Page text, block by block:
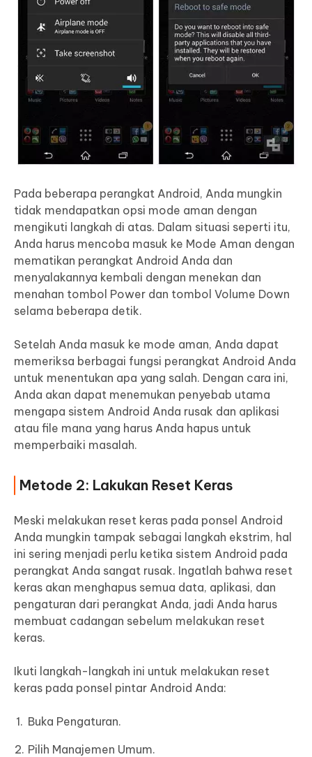
Pada beberapa perangkat Android, Anda mungkin
tidak mendapatkan opsi mode aman dengan
mengikuti langkah di atas. Dalam situasi seperti itu,
Anda harus mencoba masuk ke Mode Aman dengan
mematikan perangkat Android Anda dan
menyalakannya kembali dengan menekan dan
menahan tombol Power dan tombol Volume Down
selama beberapa detik.
Setelah Anda masuk ke mode aman, Anda dapat
memeriksa berbagai fungsi perangkat Android Anda
untuk menentukan apa yang salah. Dengan cara ini,
Anda akan dapat menemukan penyebab utama
mengapa sistem Android Anda rusak dan aplikasi
atau file mana yang harus Anda hapus untuk
memperbaiki masalah.
Metode 2: Lakukan Reset Keras
Meski melakukan reset keras pada ponsel Android
Anda mungkin tampak sebagai langkah ekstrim, hal
ini sering menjadi perlu ketika sistem Android pada
perangkat Anda sangat rusak. Ingatlah bahwa reset
keras akan menghapus semua data, aplikasi, dan
pengaturan dari perangkat Anda, jadi Anda harus
membuat cadangan sebelum melakukan reset
keras.
Ikuti langkah-langkah ini untuk melakukan reset
keras pada ponsel pintar Android Anda:
Buka Pengaturan.
Pilih Manajemen Umum.